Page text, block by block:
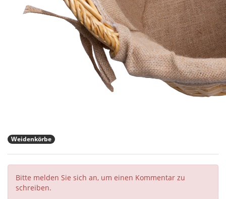
Weidenkörbe
Bitte melden Sie sich an, um einen Kommentar zu
schreiben.